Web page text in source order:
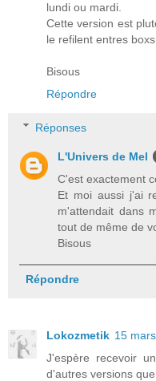
lundi ou mardi.
Cette version est
le refilent entres
Bisous
Répondre
Réponses
L'Univers de Mel
C'est exactement
Et moi aussi j'ai
m'attendait dans
tout de même de
Bisous
Répondre
Lokozmetik 15
J'espère recevoir
d'autres versions